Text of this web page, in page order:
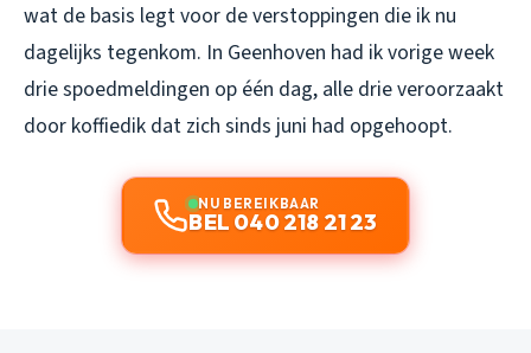
wat de basis legt voor de verstoppingen die ik nu
dagelijks tegenkom. In Geenhoven had ik vorige week
drie spoedmeldingen op één dag, alle drie veroorzaakt
door koffiedik dat zich sinds juni had opgehoopt.
NU BEREIKBAAR
BEL 040 218 21 23